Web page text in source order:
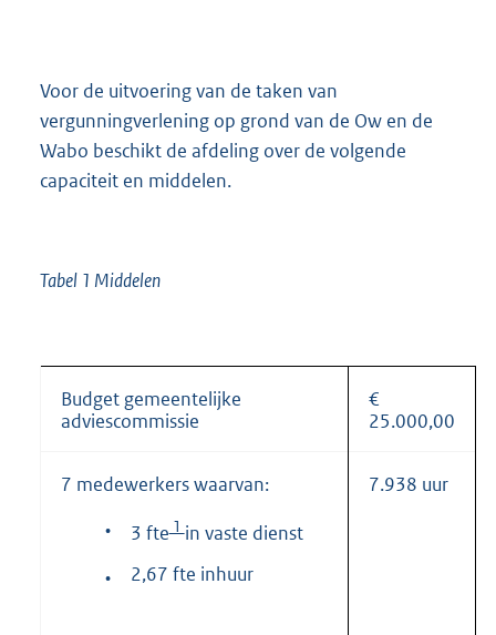
Voor de uitvoering van de taken van
vergunningverlening op grond van de Ow en de
Wabo beschikt de afdeling over de volgende
capaciteit en middelen.
Tabel 1 Middelen
Budget gemeentelijke
adviescommissie
€
25.000,00
7 medewerkers waarvan:
•
3 fte 1 in vaste dienst
•
2,67 fte inhuur
7.938 uur